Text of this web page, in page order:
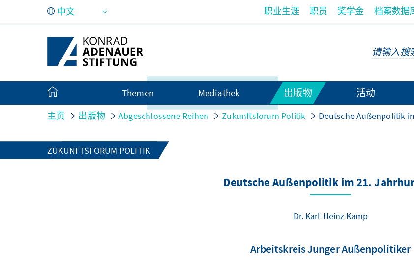
跳转到主内容
很遗憾，此内容无法以中文语
言显示。
职业生涯 职员 奖学金 档案数据
Themen Mediathek 出版物 活动
主页 出版物 Abgeschlossene Reihen Zukunftsforum Politik Deutsche Außenpolitik
ZUKUNFTSFORUM POLITIK
Deutsche Außenpolitik im 21.
Dr. Karl-Heinz Kamp
Arbeitskreis Junger Außenpolitiker